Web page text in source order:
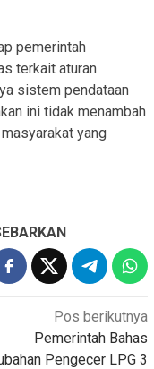
pemerintah
terkait aturan
sistem pendataan
ini tidak menambah
yang
Pos berikutnya
Pemerintah Bahas
Pengecer LPG 3